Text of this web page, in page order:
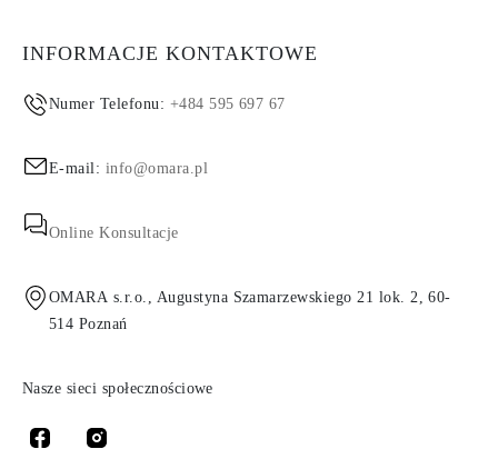
INFORMACJE KONTAKTOWE
Numer Telefonu: +484 595 697 67
E-mail: info@omara.pl
Online Konsultacje
OMARA s.r.o., Augustyna Szamarzewskiego 21 lok. 2, 60-
514 Poznań
Nasze sieci społecznościowe